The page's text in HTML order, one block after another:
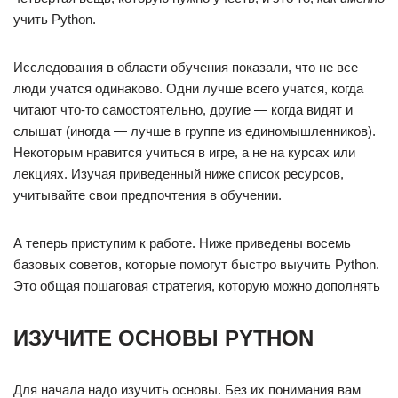
учить Python.
Исследования в области обучения показали, что не все
люди учатся одинаково. Одни лучше всего учатся, когда
читают что-то самостоятельно, другие — когда видят и
слышат (иногда — лучше в группе из единомышленников).
Некоторым нравится учиться в игре, а не на курсах или
лекциях. Изучая приведенный ниже список ресурсов,
учитывайте свои предпочтения в обучении.
А теперь приступим к работе. Ниже приведены восемь
базовых советов, которые помогут быстро выучить Python.
Это общая пошаговая стратегия, которую можно дополнять
ИЗУЧИТЕ ОСНОВЫ PYTHON
Для начала надо изучить основы. Без их понимания вам